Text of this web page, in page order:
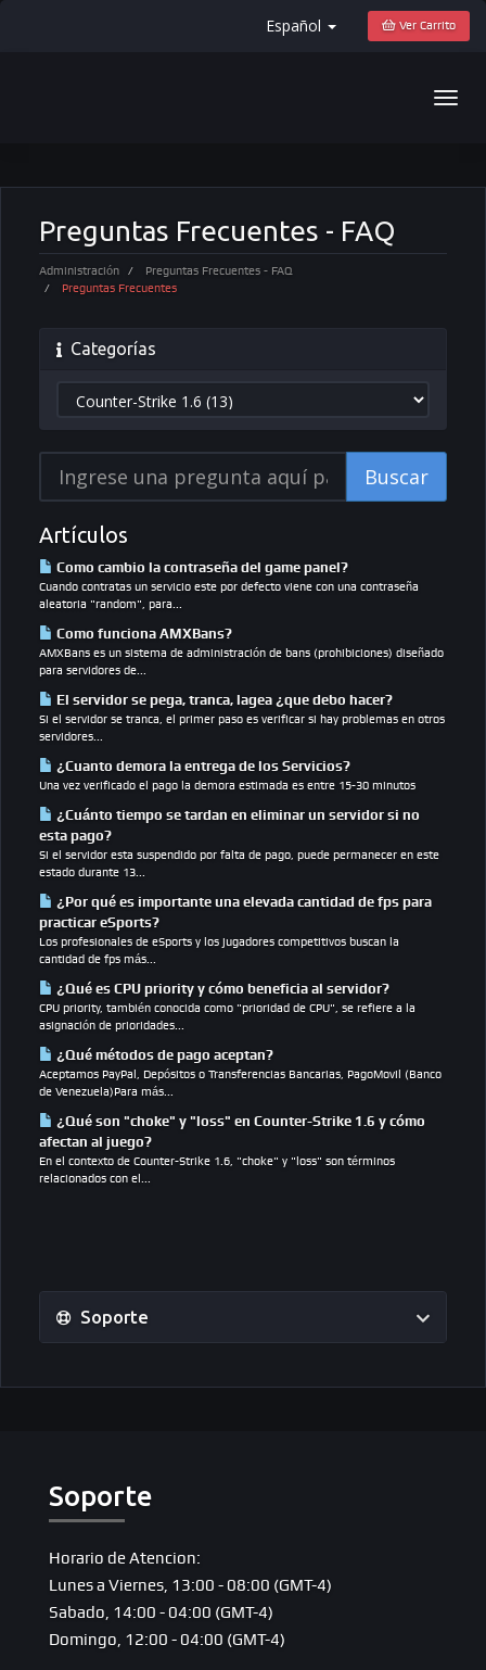
Español Ver Carrito
Preguntas Frecuentes - FAQ
Administración
Preguntas Frecuentes - FAQ
Preguntas Frecuentes
Categorías
Artículos
Como cambio la contraseña del game panel?
Cuando contratas un servicio este por defecto viene con una contraseña
aleatoria "random", para...
Como funciona AMXBans?
AMXBans es un sistema de administración de bans (prohibiciones) diseñado
para servidores de...
El servidor se pega, tranca, lagea ¿que debo hacer?
Si el servidor se tranca, el primer paso es verificar si hay problemas en otros
servidores...
¿Cuanto demora la entrega de los Servicios?
Una vez verificado el pago la demora estimada es entre 15-30 minutos
¿Cuánto tiempo se tardan en eliminar un servidor si no
esta pago?
Si el servidor esta suspendido por falta de pago, puede permanecer en este
estado durante 13...
¿Por qué es importante una elevada cantidad de fps para
practicar eSports?
Los profesionales de eSports y los jugadores competitivos buscan la
cantidad de fps más...
¿Qué es CPU priority y cómo beneficia al servidor?
CPU priority, también conocida como "prioridad de CPU", se refiere a la
asignación de prioridades...
¿Qué métodos de pago aceptan?
Aceptamos PayPal, Depósitos o Transferencias Bancarias, PagoMovil (Banco
de Venezuela)Para más...
¿Qué son "choke" y "loss" en Counter-Strike 1.6 y cómo
afectan al juego?
En el contexto de Counter-Strike 1.6, "choke" y "loss" son términos
relacionados con el...
Soporte
Soporte
Horario de Atencion:
Lunes a Viernes, 13:00 - 08:00 (GMT-4)
Sabado, 14:00 - 04:00 (GMT-4)
Domingo, 12:00 - 04:00 (GMT-4)